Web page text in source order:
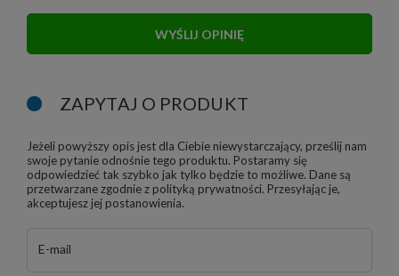
WYŚLIJ OPINIĘ
ZAPYTAJ O PRODUKT
Jeżeli powyższy opis jest dla Ciebie niewystarczający, prześlij nam
swoje pytanie odnośnie tego produktu. Postaramy się
odpowiedzieć tak szybko jak tylko będzie to możliwe. Dane są
przetwarzane zgodnie z polityką prywatności. Przesyłając je,
akceptujesz jej postanowienia.
E-mail